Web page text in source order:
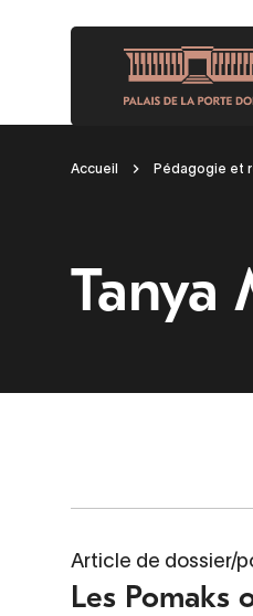
principal
Fil
Accueil Pédagogie et
Tanya
Article de dossier/
Les Pomaks